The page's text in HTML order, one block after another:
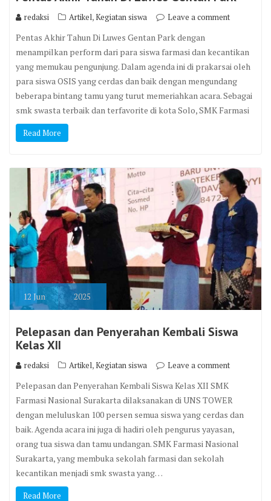
redaksi Artikel,Kegiatan siswa Leave a comment
Pentas Akhir Tahun Di Luwes Gentan Park dengan
menampilkan perform dari para siswa farmasi dan kecantikan
yang memukau pengunjung. Dalam agenda ini di prakarsai oleh
para siswa OSIS yang cerdas dan baik dengan mengundang
beberapa bintang tamu yang turut memeriahkan acara. Sebagai
smk swasta terbaik dan terfavorite di kota Solo, SMK Farmasi
Read More
12 Jun 2025
Pelepasan dan Penyerahan Kembali Siswa
Kelas XII
redaksi Artikel,Kegiatan siswa Leave a comment
Pelepasan dan Penyerahan Kembali Siswa Kelas XII SMK
Farmasi Nasional Surakarta dilaksanakan di UNS TOWER
dengan meluluskan 100 persen semua siswa yang cerdas dan
baik. Agenda acara ini juga di hadiri oleh pengurus yayasan,
orang tua siswa dan tamu undangan. SMK Farmasi Nasional
Surakarta, yang membuka sekolah farmasi dan sekolah
kecantikan menjadi smk swasta yang…
Read More